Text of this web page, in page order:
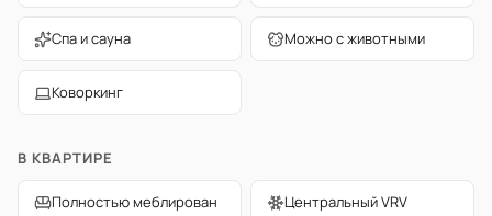
Спа и сауна Можно с животными
Коворкинг
В КВАРТИРЕ
Полностью меблирован Центральный VRV